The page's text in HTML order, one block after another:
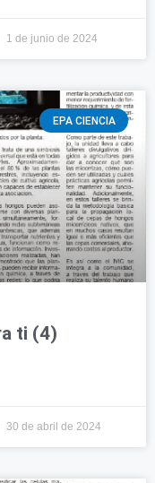
1 de junio de 2024
EPA CIENCIA
ti (4)
30 de abril de 2024